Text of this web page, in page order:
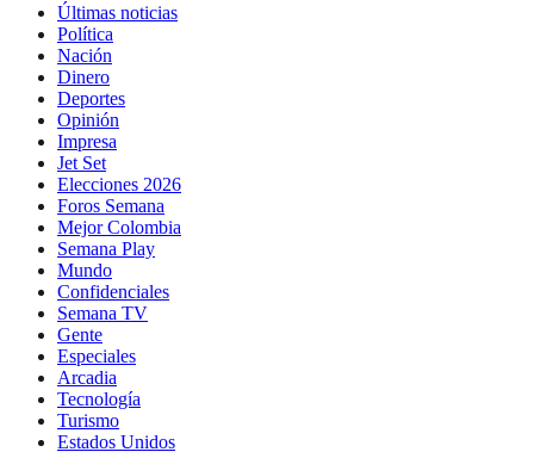
Últimas noticias
Política
Nación
Dinero
Deportes
Opinión
Impresa
Jet Set
Elecciones 2026
Foros Semana
Mejor Colombia
Semana Play
Mundo
Confidenciales
Semana TV
Gente
Especiales
Arcadia
Tecnología
Turismo
Estados Unidos